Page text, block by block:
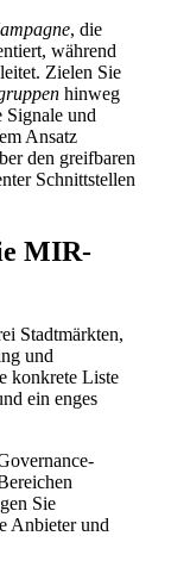
, die
während
Zielen Sie
hinweg
Signale und
Ansatz
den greifbaren
Schnittstellen
MIR-
Stadtmärkten,
und
konkrete Liste
ein enges
Sie
Anbieter und